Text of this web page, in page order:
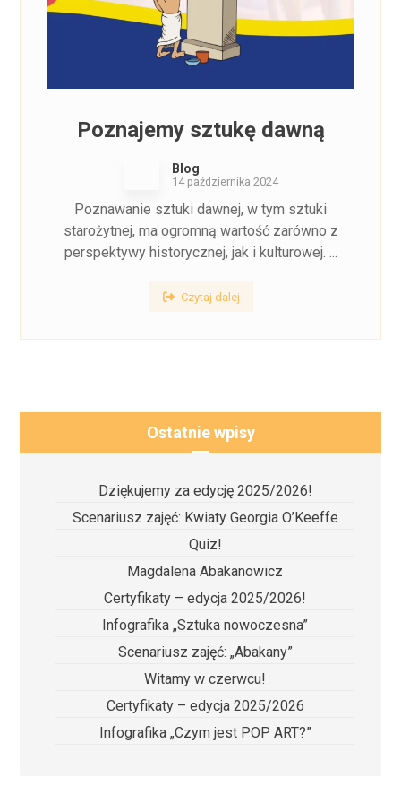
Poznajemy sztukę dawną
Blog
14 października 2024
Poznawanie sztuki dawnej, w tym sztuki
starożytnej, ma ogromną wartość zarówno z
perspektywy historycznej, jak i kulturowej. ...
Czytaj dalej
Ostatnie wpisy
Dziękujemy za edycję 2025/2026!
Scenariusz zajęć: Kwiaty Georgia O’Keeffe
Quiz!
Magdalena Abakanowicz
Certyfikaty – edycja 2025/2026!
Infografika „Sztuka nowoczesna”
Scenariusz zajęć: „Abakany”
Witamy w czerwcu!
Certyfikaty – edycja 2025/2026
Infografika „Czym jest POP ART?”